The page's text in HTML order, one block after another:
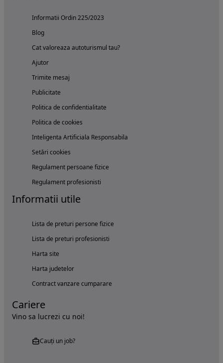
Informatii Ordin 225/2023
Blog
Cat valoreaza autoturismul tau?
Ajutor
Trimite mesaj
Publicitate
Politica de confidentialitate
Politica de cookies
Inteligenta Artificiala Responsabila
Setări cookies
Regulament persoane fizice
Regulament profesionisti
Informatii utile
Lista de preturi persone fizice
Lista de preturi profesionisti
Harta site
Harta judetelor
Contract vanzare cumparare
Cariere
Vino sa lucrezi cu noi!
Cauți un job?